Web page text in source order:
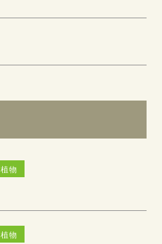
植物
植物